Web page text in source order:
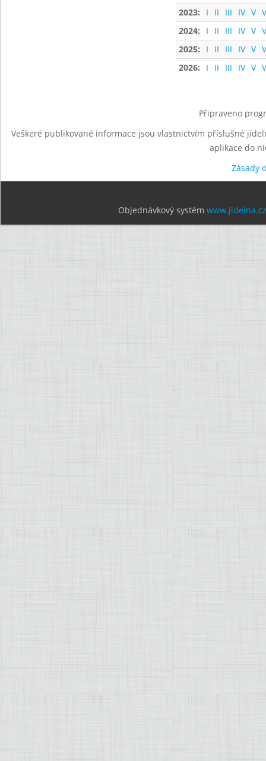
2023:
I II III IV V
2024:
I II III IV V
2025:
I II III IV V
2026:
I II III IV V
Připraveno
Veškeré publikované informace jsou vlastnictvím příslušné
aplikace do
Zásady
Objednávkový systém www.jidelna.cz